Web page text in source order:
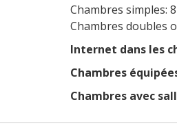
Chambres simples:
Chambres doubles
Internet dans les
Chambres
Chambres avec